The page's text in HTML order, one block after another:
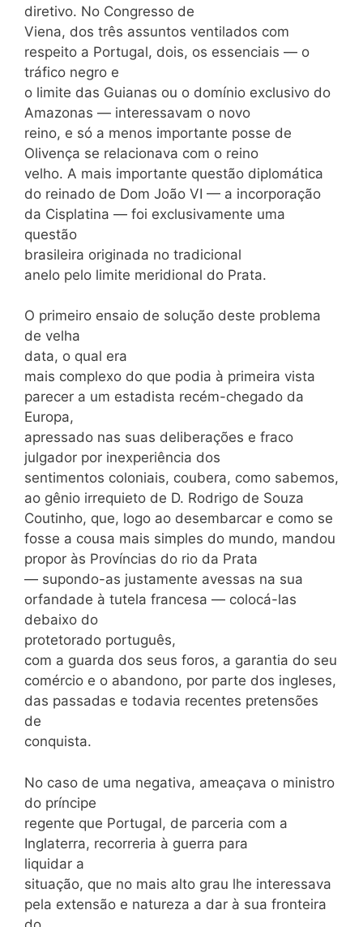
diretivo. No Congresso de
Viena, dos três assuntos ventilados com
respeito a Portugal, dois, os essenciais — o
tráfico negro e
o limite das Guianas ou o domínio exclusivo do
Amazonas — interessavam o novo
reino, e só a menos importante posse de
Olivença se relacionava com o reino
velho. A mais importante questão diplomática
do reinado de Dom João VI — a incorporação
da Cisplatina — foi exclusivamente uma
questão
brasileira originada no tradicional
anelo pelo limite meridional do Prata.
O primeiro ensaio de solução deste problema
de velha
data, o qual era
mais complexo do que podia à primeira vista
parecer a um estadista recém-chegado da
Europa,
apressado nas suas deliberações e fraco
julgador por inexperiência dos
sentimentos coloniais, coubera, como sabemos,
ao gênio irrequieto de D. Rodrigo de Souza
Coutinho, que, logo ao desembarcar e como se
fosse a cousa mais simples do mundo, mandou
propor às Províncias do rio da Prata
— supondo-as justamente avessas na sua
orfandade à tutela francesa — colocá-las
debaixo do
protetorado português,
com a guarda dos seus foros, a garantia do seu
comércio e o abandono, por parte dos ingleses,
das passadas e todavia recentes pretensões
de
conquista.
No caso de uma negativa, ameaçava o ministro
do príncipe
regente que Portugal, de parceria com a
Inglaterra, recorreria à guerra para
liquidar a
situação, que no mais alto grau lhe interessava
pela extensão e natureza a dar à sua fronteira